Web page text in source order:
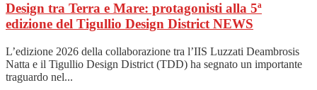
Design tra Terra e Mare: protagonisti alla 5ª
edizione del Tigullio Design DistrictNEWS
L’edizione 2026 della collaborazione tra l’IIS Luzzati Deambrosis
Natta e il Tigullio Design District (TDD) ha segnato un importante
traguardo nel...